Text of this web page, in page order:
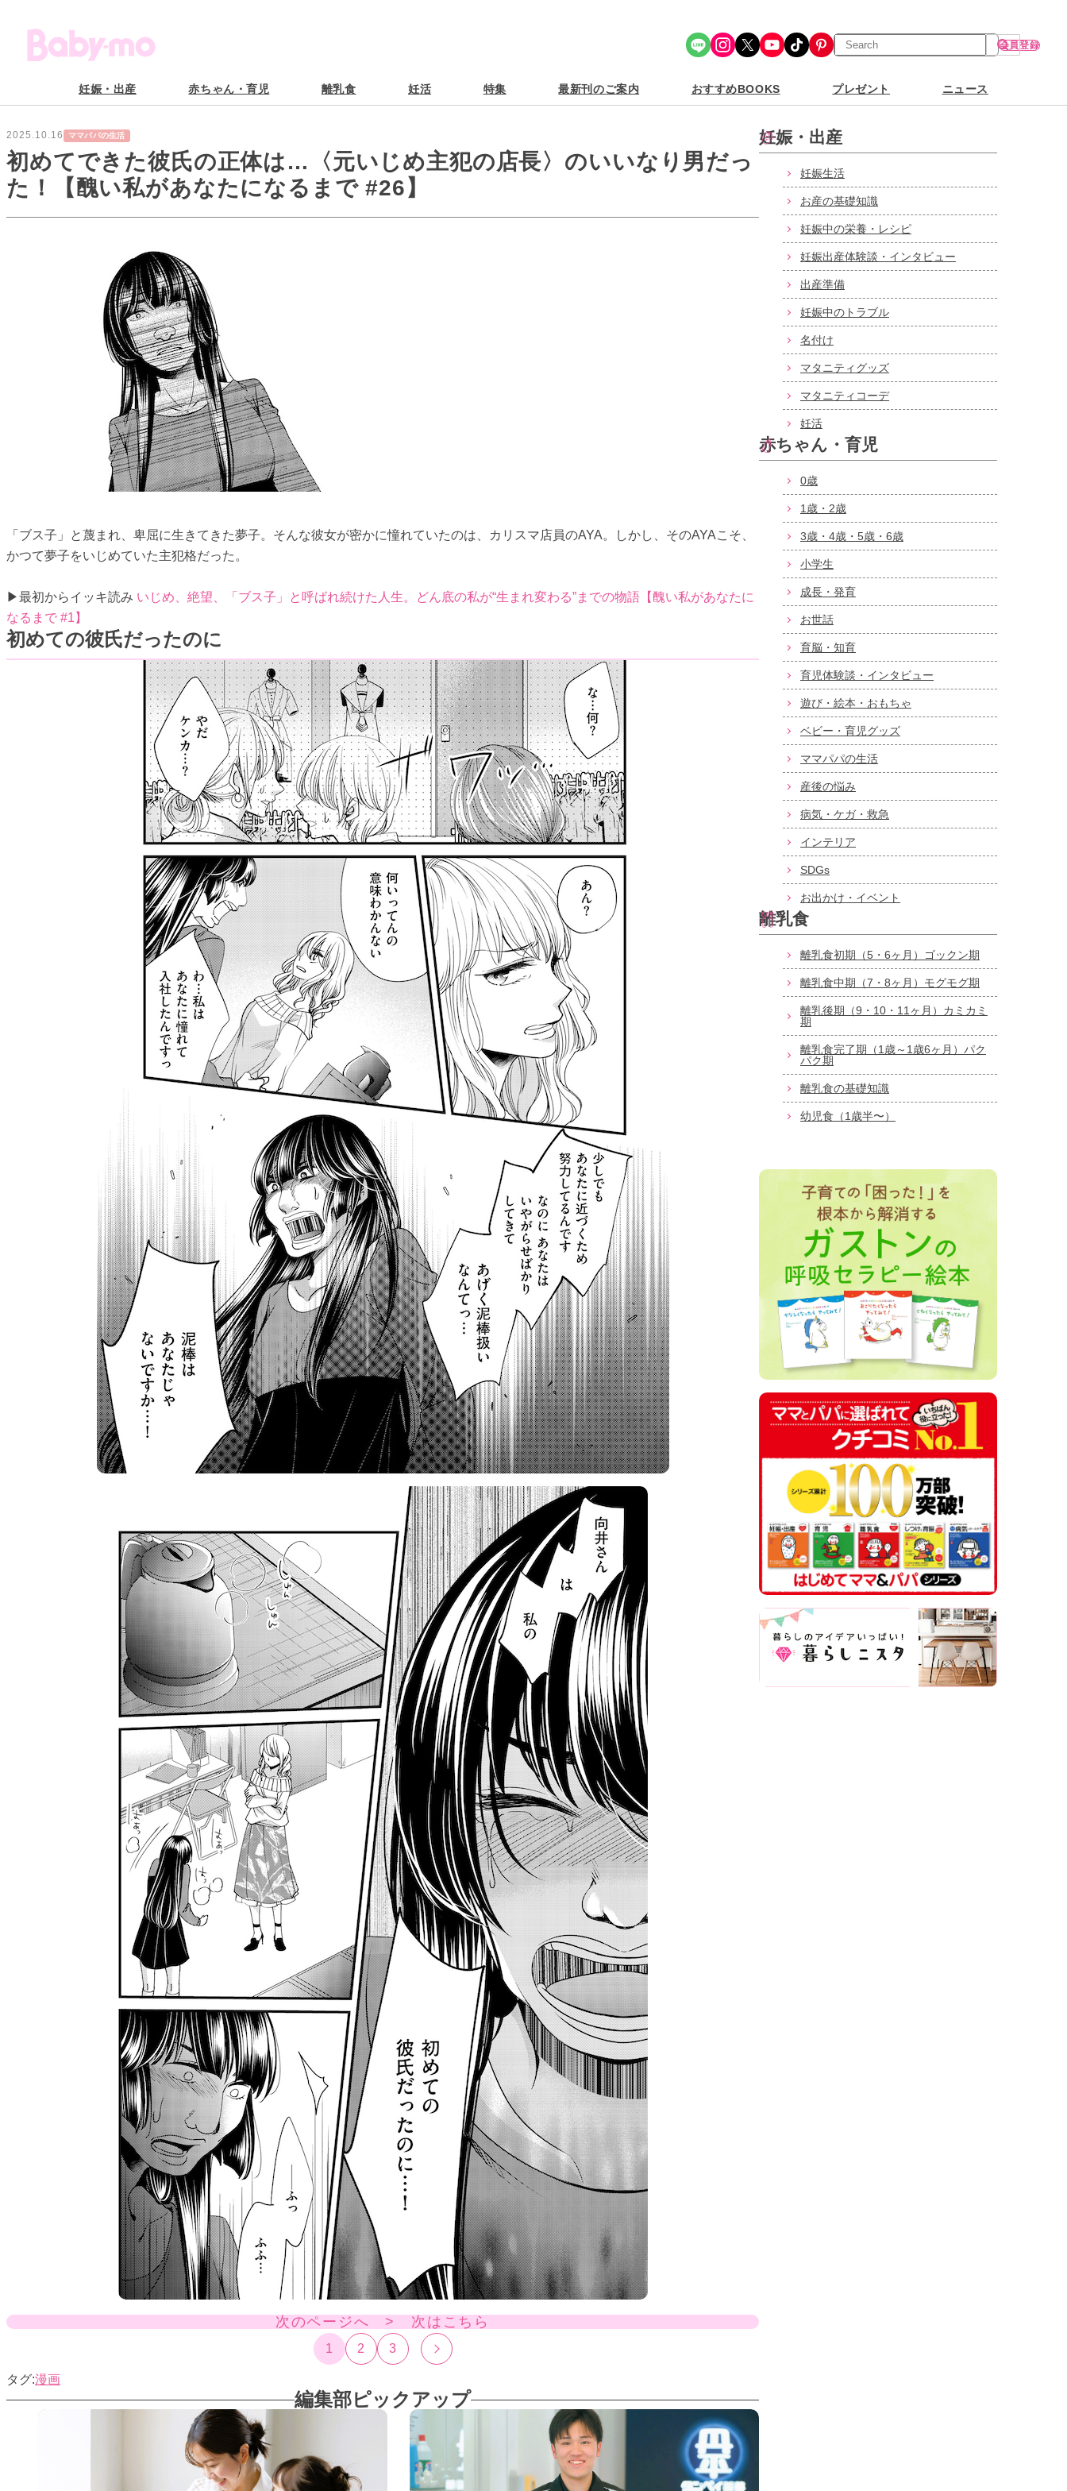
Share Icon Instagram X YouTube TikTok Pinterest
検
索
会員登録
妊娠・出産 赤ちゃん・育児 離乳食 妊活 特集 最新刊のご案内 おすすめBOOKS プレゼント ニュース
2025.10.16 ママパパの生活
初めてできた彼氏の正体は…〈元いじめ主犯の店長〉のいいなり男だっ
た！【醜い私があなたになるまで #26】
「ブス子」と蔑まれ、卑屈に生きてきた夢子。そんな彼女が密かに憧れていたのは、カリスマ店員のAYA。しかし、そのAYAこそ、
かつて夢子をいじめていた主犯格だった。
▶最初からイッキ読み いじめ、絶望、「ブス子」と呼ばれ続けた人生。どん底の私が“生まれ変わる”までの物語【醜い私があなたに
なるまで #1】
初めての彼氏だったのに
次のページへ > 次はこちら
1 2 3
漫画
編集部ピックアップ
妊娠・出産
妊娠生活
お産の基礎知識
妊娠中の栄養・レシピ
妊娠出産体験談・インタビュー
出産準備
妊娠中のトラブル
名付け
マタニティグッズ
マタニティコーデ
妊活
赤ちゃん・育児
0歳
1歳・2歳
3歳・4歳・5歳・6歳
小学生
成長・発育
お世話
育脳・知育
育児体験談・インタビュー
遊び・絵本・おもちゃ
ベビー・育児グッズ
ママパパの生活
産後の悩み
病気・ケガ・救急
インテリア
SDGs
お出かけ・イベント
離乳食
離乳食初期（5・6ヶ月）ゴックン期
離乳食中期（7・8ヶ月）モグモグ期
離乳後期（9・10・11ヶ月）カミカミ
期
離乳食完了期（1歳～1歳6ヶ月）パク
パク期
離乳食の基礎知識
幼児食（1歳半〜）